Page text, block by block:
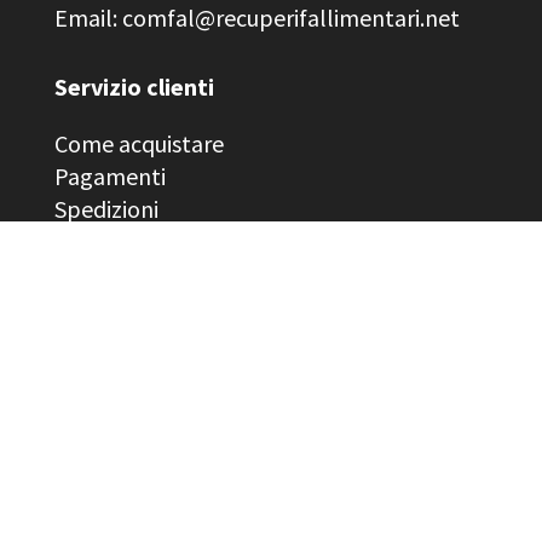
Email: comfal@recuperifallimentari.net
Servizio clienti
Come acquistare
Pagamenti
Spedizioni